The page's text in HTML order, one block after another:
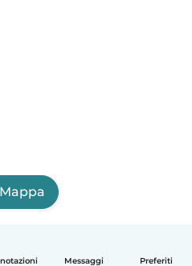
Messaggi Preferiti
Mappa